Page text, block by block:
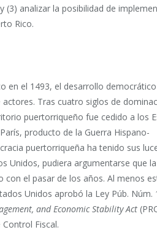
(3) analizar la posibilidad de
Rico.
en el 1493, el desarrollo
Tras cuatro siglos de
puertorriqueño fue cedido a los
producto de la Guerra Hispano-
puertorriqueña ha tenido sus
Unidos, pudiera argumentarse que
el pasar de los años. Al menos
Unidos aprobó la Ley Púb. Núm.
and Economic Stability Act
Fiscal.